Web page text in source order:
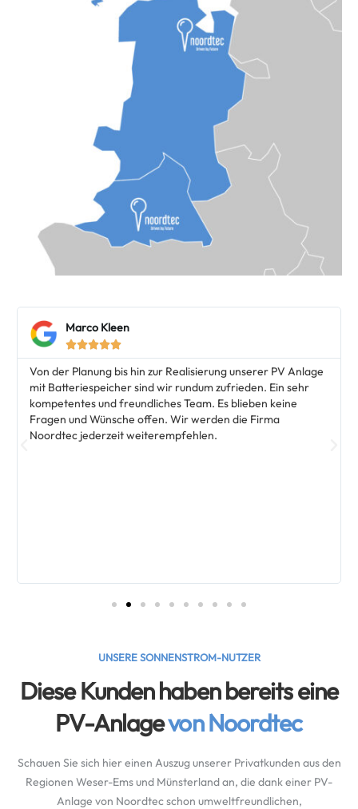
Marco Kleen

Von der Planung bis hin zur Realisierung unserer PV Anlage
mit Batteriespeicher sind wir rundum zufrieden. Ein sehr
kompetentes und freundliches Team. Es blieben keine
Fragen und Wünsche offen. Wir werden die Firma
Noordtec jederzeit weiterempfehlen.
UNSERE SONNENSTROM-NUTZER
Diese Kunden haben bereits eine
PV-Anlagevon Noordtec
Schauen Sie sich hier einen Auszug unserer Privatkunden aus den
Regionen Weser-Ems und Münsterland an, die dank einer PV-
Anlage von Noordtec schon umweltfreundlichen,